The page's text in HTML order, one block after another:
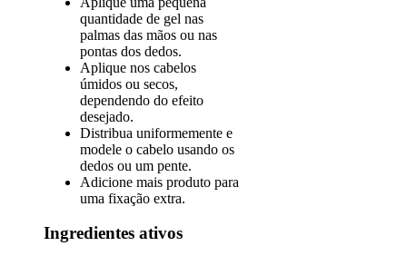
quantidade de gel nas
palmas das mãos ou nas
pontas dos dedos.
Aplique nos cabelos
úmidos ou secos,
dependendo do efeito
desejado.
Distribua uniformemente e
modele o cabelo usando os
dedos ou um pente.
Adicione mais produto para
uma fixação extra.
Ingredientes ativos